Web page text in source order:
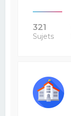
321
Sujets